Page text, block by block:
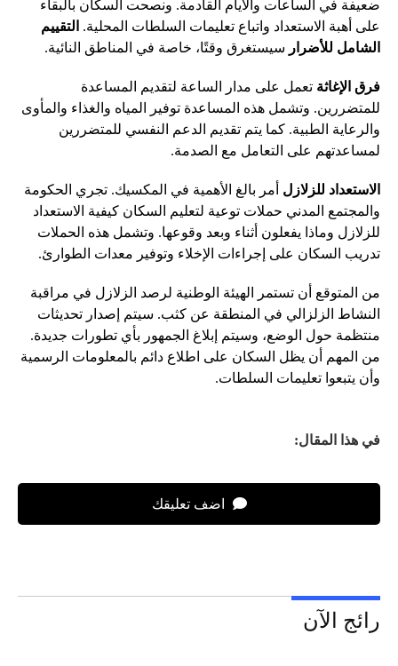
ضعيفة في الساعات والأيام القادمة. ونصحت السكان بالبقاء
على أهبة الاستعداد واتباع تعليمات السلطات المحلية. التقييم
الشامل للأضرار سيستغرق وقتًا، خاصة في المناطق النائية.
فرق الإغاثة تعمل على مدار الساعة لتقديم المساعدة
للمتضررين. وتشمل هذه المساعدة توفير المياه والغذاء والمأوى
والرعاية الطبية. كما يتم تقديم الدعم النفسي للمتضررين
لمساعدتهم على التعامل مع الصدمة.
الاستعداد للزلازل أمر بالغ الأهمية في المكسيك. تجري الحكومة
والمجتمع المدني حملات توعية لتعليم السكان كيفية الاستعداد
للزلازل وماذا يفعلون أثناء وبعد وقوعها. وتشمل هذه الحملات
تدريب السكان على إجراءات الإخلاء وتوفير معدات الطوارئ.
من المتوقع أن تستمر الهيئة الوطنية لرصد الزلازل في مراقبة
النشاط الزلزالي في المنطقة عن كثب. سيتم إصدار تحديثات
منتظمة حول الوضع، وسيتم إبلاغ الجمهور بأي تطورات جديدة.
من المهم أن يظل السكان على اطلاع دائم بالمعلومات الرسمية
وأن يتبعوا تعليمات السلطات.
في هذا المقال:
اضف تعليقك
رائج الآن